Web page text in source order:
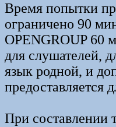
Время попытки
ограничено 90
OPENGROUP 60
для слушателей,
язык родной, и
предоставляется
При составлении